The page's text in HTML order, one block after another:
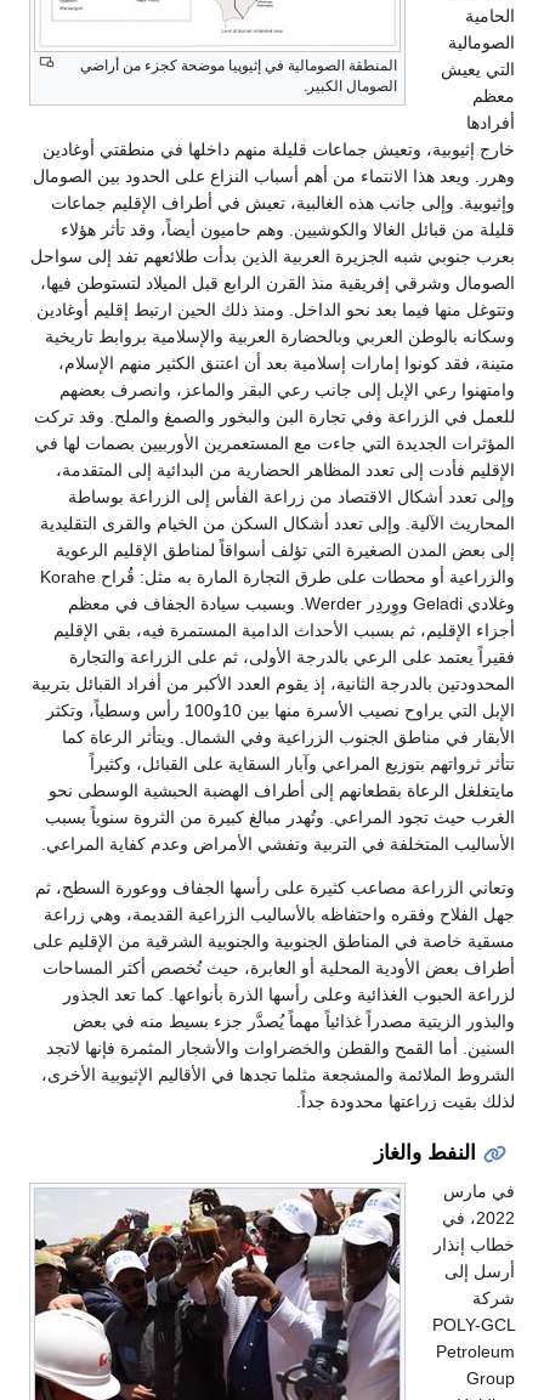
المنطقة الصومالية في إثيوپيا موضحة كجزء من أراضي
الصومال الكبير.
الحامية
الصومالية
التي يعيش
معظم
أفرادها
خارج إثيوبية، وتعيش جماعات قليلة منهم داخلها في منطقتي أوغادين
وهرر. ويعد هذا الانتماء من أهم أسباب النزاع على الحدود بين الصومال
وإثيوبية. وإلى جانب هذه الغالبية، تعيش في أطراف الإقليم جماعات
قليلة من قبائل الغالا والكوشيين. وهم حاميون أيضاً، وقد تأثر هؤلاء
بعرب جنوبي شبه الجزيرة العربية الذين بدأت طلائعهم تفد إلى سواحل
الصومال وشرقي إفريقية منذ القرن الرابع قبل الميلاد لتستوطن فيها،
وتتوغل منها فيما بعد نحو الداخل. ومنذ ذلك الحين ارتبط إقليم أوغادين
وسكانه بالوطن العربي وبالحضارة العربية والإسلامية بروابط تاريخية
متينة، فقد كونوا إمارات إسلامية بعد أن اعتنق الكثير منهم الإسلام،
وامتهنوا رعي الإبل إلى جانب رعي البقر والماعز، وانصرف بعضهم
للعمل في الزراعة وفي تجارة البن والبخور والصمغ والملح. وقد تركت
المؤثرات الجديدة التي جاءت مع المستعمرين الأوربيين بصمات لها في
الإقليم فأدت إلى تعدد المظاهر الحضارية من البدائية إلى المتقدمة،
وإلى تعدد أشكال الاقتصاد من زراعة الفأس إلى الزراعة بوساطة
المحاريث الآلية. وإلى تعدد أشكال السكن من الخيام والقرى التقليدية
إلى بعض المدن الصغيرة التي تؤلف أسواقاً لمناطق الإقليم الرعوية
والزراعية أو محطات على طرق التجارة المارة به مثل: قُراح Korahe
وغلادي Geladi ووِردِر Werder. وبسبب سيادة الجفاف في معظم
أجزاء الإقليم، ثم بسبب الأحداث الدامية المستمرة فيه، بقي الإقليم
فقيراً يعتمد على الرعي بالدرجة الأولى، ثم على الزراعة والتجارة
المحدودتين بالدرجة الثانية، إذ يقوم العدد الأكبر من أفراد القبائل بتربية
الإبل التي يراوح نصيب الأسرة منها بين 10و100 رأس وسطياً، وتكثر
الأبقار في مناطق الجنوب الزراعية وفي الشمال. ويتأثر الرعاة كما
تتأثر ثرواتهم بتوزيع المراعي وآبار السقاية على القبائل، وكثيراً
مايتغلغل الرعاة بقطعانهم إلى أطراف الهضبة الحبشية الوسطى نحو
الغرب حيث تجود المراعي. وتُهدر مبالغ كبيرة من الثروة سنوياً بسبب
الأساليب المتخلفة في التربية وتفشي الأمراض وعدم كفاية المراعي.
وتعاني الزراعة مصاعب كثيرة على رأسها الجفاف ووعورة السطح، ثم
جهل الفلاح وفقره واحتفاظه بالأساليب الزراعية القديمة، وهي زراعة
مسقية خاصة في المناطق الجنوبية والجنوبية الشرقية من الإقليم على
أطراف بعض الأودية المحلية أو العابرة، حيث تُخصص أكثر المساحات
لزراعة الحبوب الغذائية وعلى رأسها الذرة بأنواعها. كما تعد الجذور
والبذور الزيتية مصدراً غذائياً مهماً يُصدَّر جزء بسيط منه في بعض
السنين. أما القمح والقطن والخضراوات والأشجار المثمرة فإنها لاتجد
الشروط الملائمة والمشجعة مثلما تجدها في الأقاليم الإثيوبية الأخرى،
لذلك بقيت زراعتها محدودة جداً.
النفط والغاز
في مارس
2022، في
خطاب إنذار
أرسل إلى
شركة
POLY-GCL
Petroleum
Group